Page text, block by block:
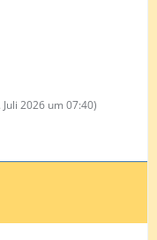
Juli 2026 um 07:40)